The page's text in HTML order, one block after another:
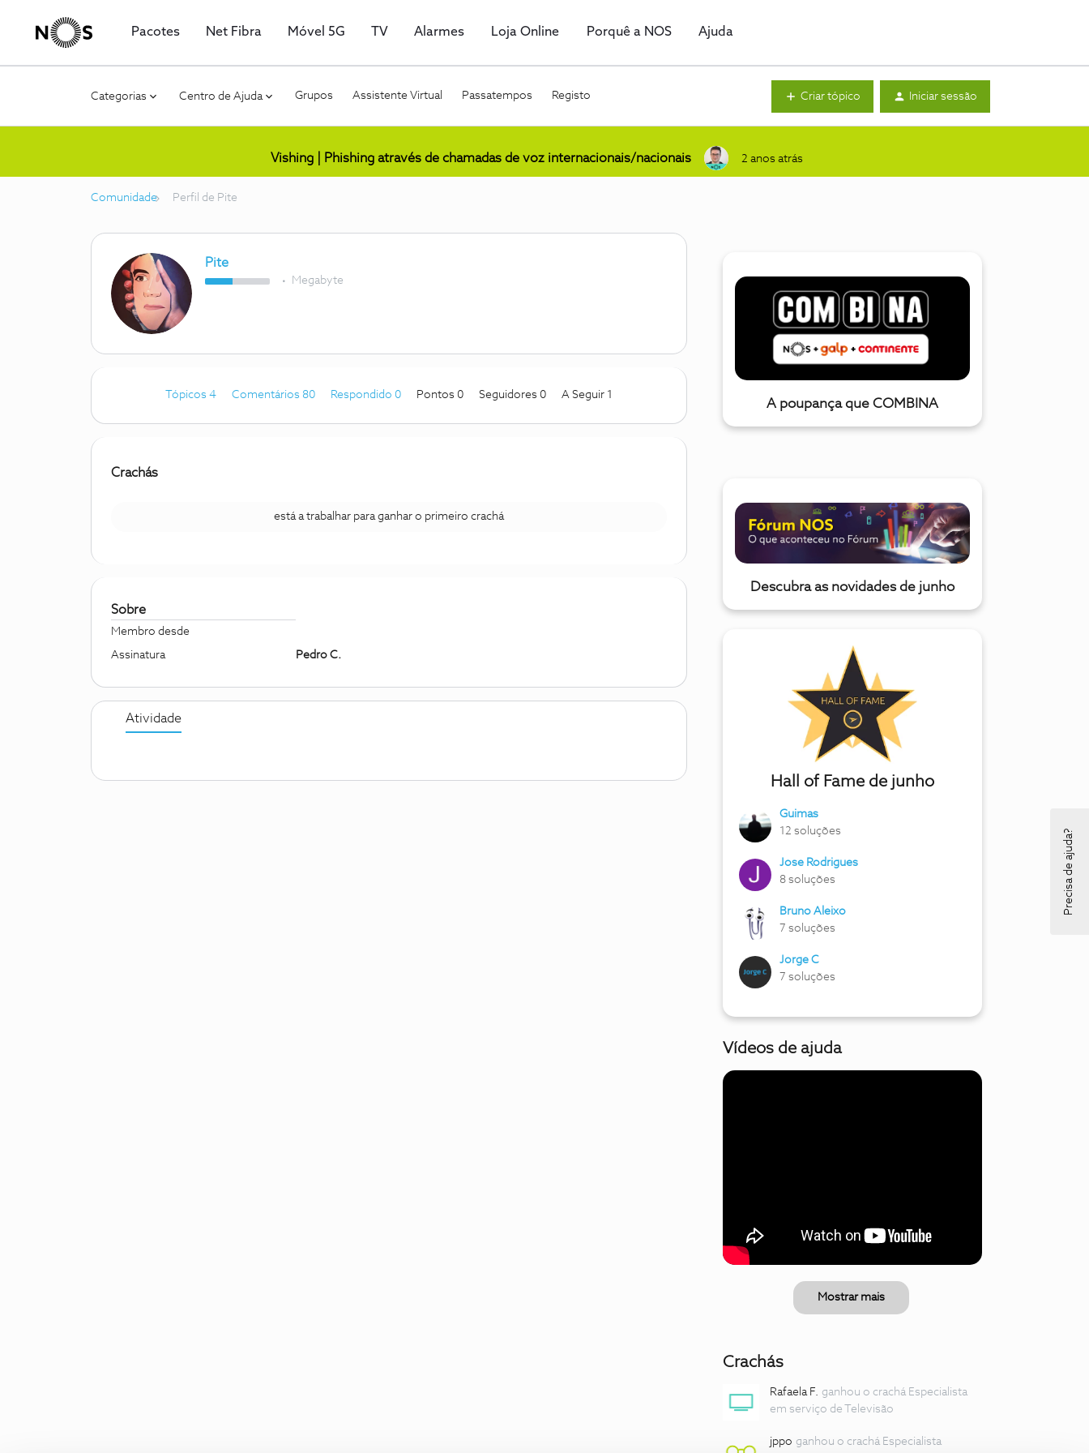
Pacotes Net Fibra Móvel 5G TV Alarmes Loja Online Porquê a NOS Ajuda
Categorias Centro de Ajuda Grupos Assistente Virtual Passatempos Registo Criar tópico Iniciar sessão
Vishing | Phishing através de chamadas de voz internacionais/nacionais 2 anos atrás
Comunidade Perfil de Pite
Pite
Megabyte
Tópicos 4 Comentários 80 Respondido 0 Pontos 0 Seguidores 0 A Seguir 1
Crachás
está a trabalhar para ganhar o primeiro crachá
Sobre
Membro desde
Assinatura Pedro C.
Atividade
A poupança que COMBINA
Descubra as novidades de junho
Hall of Fame de junho
Guimas
12 soluções
Jose Rodrigues
8 soluções
Bruno Aleixo
7 soluções
Jorge C
7 soluções
Vídeos de ajuda
Mostrar mais
Crachás
Rafaela F. ganhou o crachá Especialista
em serviço de Televisão
jppo ganhou o crachá Especialista
Precisa de ajuda?